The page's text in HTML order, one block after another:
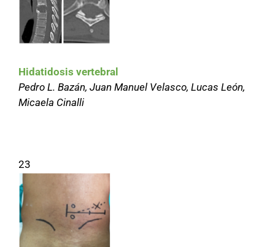
Hidatidosis vertebral
Pedro L. Bazán, Juan Manuel Velasco, Lucas León,
Micaela Cinalli
23